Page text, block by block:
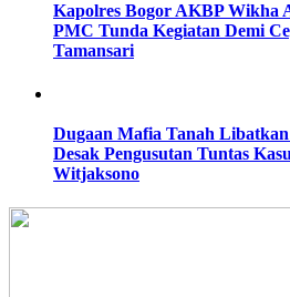
Kapolres Bogor AKBP Wikha
PMC Tunda Kegiatan Demi
Tamansari
Dugaan Mafia Tanah
Desak Pengusutan Tuntas
Witjaksono